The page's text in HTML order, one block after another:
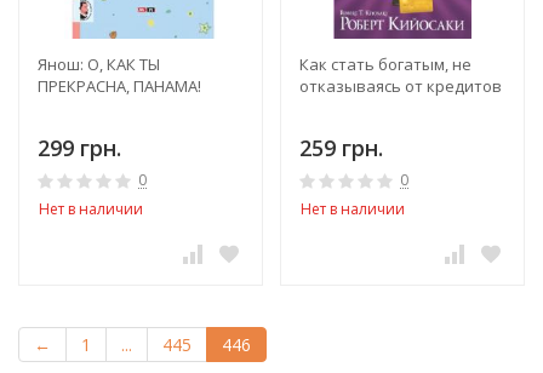
Янош: О, КАК ТЫ
ПРЕКРАСНА, ПАНАМА!
299 грн.
0
Нет в наличии
Как стать богатым, не
отказываясь от кредитов
259 грн.
0
Нет в наличии
← 1 ... 445 446